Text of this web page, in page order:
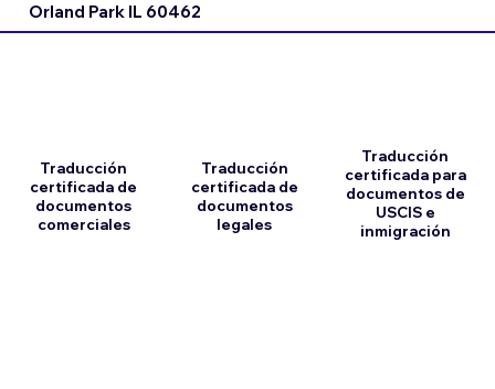
Orland Park IL 60462
Traducción
certificada de
documentos
comerciales
Traducción
certificada de
documentos
legales
Traducción
certificada para
documentos de
USCIS e
inmigración